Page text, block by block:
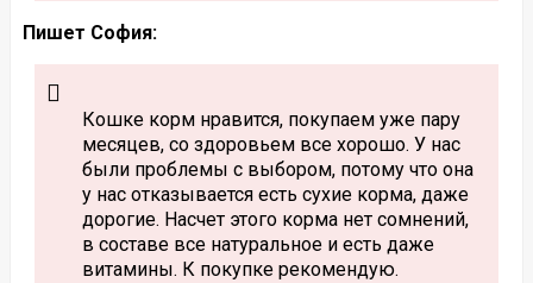
Пишет София:
Кошке корм нравится, покупаем уже пару
месяцев, со здоровьем все хорошо. У нас
были проблемы с выбором, потому что она
у нас отказывается есть сухие корма, даже
дорогие. Насчет этого корма нет сомнений,
в составе все натуральное и есть даже
витамины. К покупке рекомендую.